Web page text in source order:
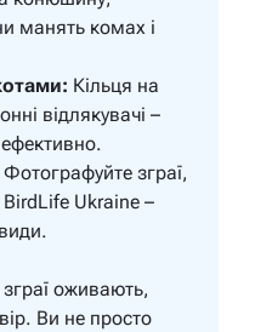
манять комах і
Кільця на
відлякувачі –
Фотографуйте зграї,
Ukraine –
оживають,
Ви не просто